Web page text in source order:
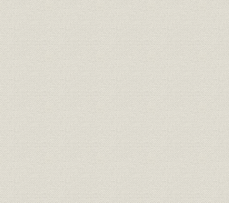
資料
事業の拡大・発展と戦時下の経
営 1917●大正6年→昭和20年
●1945
大正6年
年)